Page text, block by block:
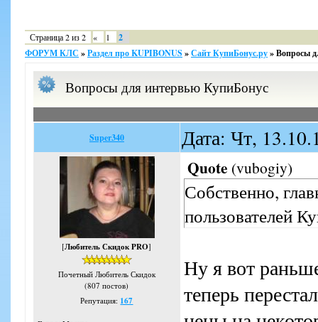
Страница2из2 « 1
2
ФОРУМ КЛС »Раздел про KUPIBONUS»Сайт КупиБонус.ру»Вопросы
Вопросы для интервью КупиБонус
Super340 Дата: Чт,
[Любитель Скидок PRO]
Почетный Любитель Скидок
(807 постов)
Репутация: 167
Quote (vubogiy)
Собственно,
пользователей
Ну я вот
теперь